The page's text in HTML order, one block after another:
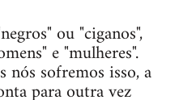
ou "ciganos",
e "mulheres".
nós sofremos isso, a
para outra vez